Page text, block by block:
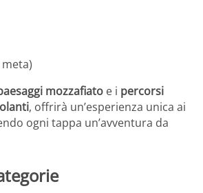
mozzafiato e i percorsi
, offrirà un’esperienza unica ai
ogni tappa un’avventura da